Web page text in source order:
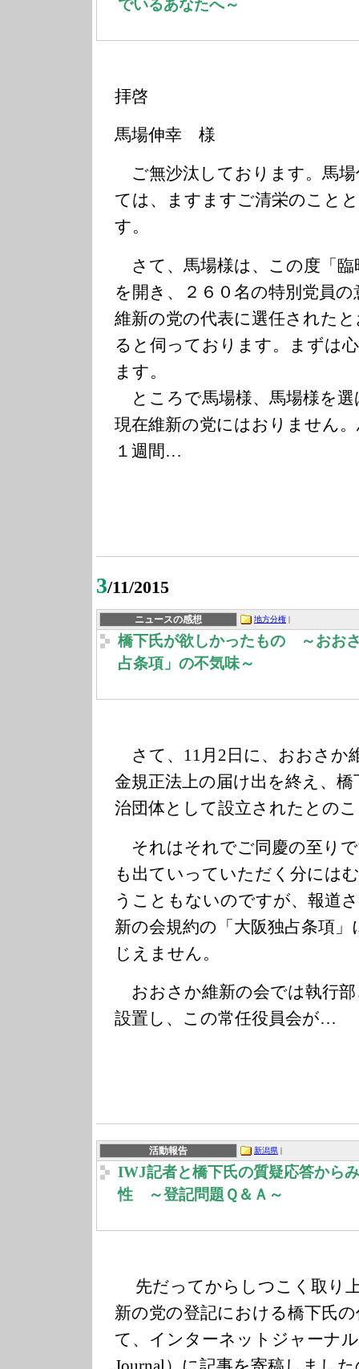
でいるあなたへ～
拝啓
馬場伸幸 様
ご無沙汰しております。馬
ては、ますますご清栄のこと
す。
さて、馬場様は、この度「臨
を開き、２６０名の特別党員
維新の党の代表に選任された
ると伺っております。まずは
ます。
ところで馬場様、馬場様を選
現在維新の党にはおりません
１週間…
3/11/2015
ニュースの感想 地方分権 |
橋下氏が欲しかったもの ～おお
占条項」の不気味～
さて、11月2日に、おおさか
金規正法上の届け出を終え、
治団体として設立されたとの
それはそれでご同慶の至り
も出ていっていただく分には
うこともないのですが、報道
新の会規約の「大阪独占条項
じえません。
おおさか維新の会では執行
設置し、この常任役員会が…
活動報告 新潟県 |
IWJ記者と橋下氏の質疑応答から
性 ～登記問題Ｑ＆Ａ～
先だってからしつこく取り
新の党の登記における橋下氏
て、インターネットジャーナル